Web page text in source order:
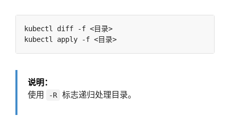
说明：
使用
-R 标志递归处理目录。